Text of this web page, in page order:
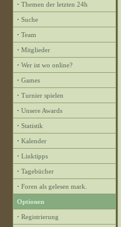
· Themen der letzten 24h
· Suche
· Team
· Mitglieder
· Wer ist wo online?
· Games
· Turnier spielen
· Unsere Awards
· Statistik
· Kalender
· Linktipps
· Tagebücher
· Foren als gelesen mark.
Optionen
· Registrierung